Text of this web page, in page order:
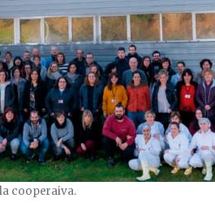
cooperaiva.